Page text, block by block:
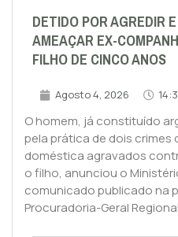
DETIDO POR AGREDIR E
AMEAÇAR EX-
FILHO DE CINCO ANOS
Agosto 4, 2026
O homem, já constituído
pela prática de dois crimes
doméstica agravados
o filho, anunciou o
comunicado publicado na
Procuradoria-Geral